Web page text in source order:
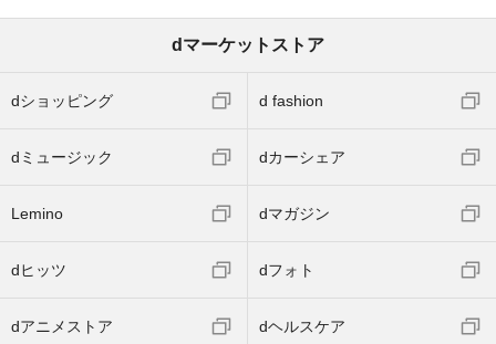
dマーケットストア
dショッピング d fashion
dミュージック dカーシェア
Lemino dマガジン
dヒッツ dフォト
dアニメストア dヘルスケア